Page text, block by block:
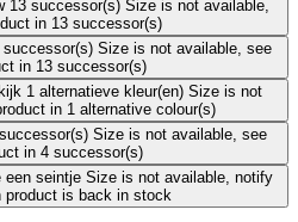
13 successor(s) Size is not available,
in 13 successor(s)
Size is not available, see
in 13 successor(s)
1 alternatieve kleur(en) Size is not
in 1 alternative colour(s)
Size is not available, see
in 4 successor(s)
een seintje Size is not available, notify
product is back in stock